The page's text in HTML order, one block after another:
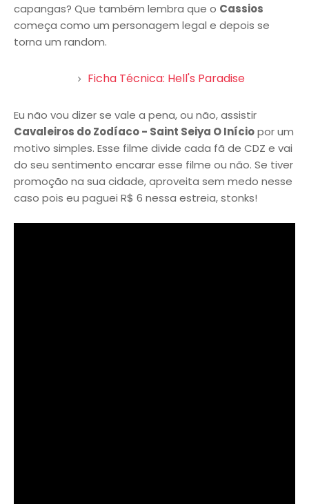
capangas? Que também lembra que o Cassios
começa como um personagem legal e depois se
torna um random.
Ficha Técnica: Hell's Paradise
Eu não vou dizer se vale a pena, ou não, assistir
Cavaleiros do Zodíaco - Saint Seiya O Iníciopor um
motivo simples. Esse filme divide cada fã de CDZ e vai
do seu sentimento encarar esse filme ou não. Se tiver
promoção na sua cidade, aproveita sem medo nesse
caso pois eu paguei R$ 6 nessa estreia, stonks!